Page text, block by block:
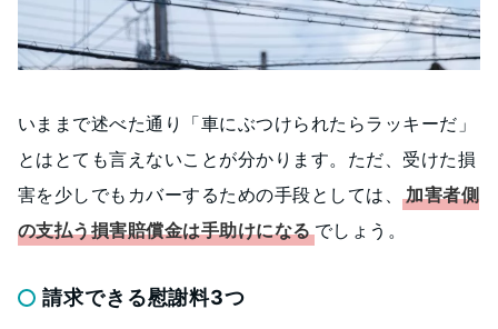
いままで述べた通り「車にぶつけられたらラッキーだ」
とはとても言えないことが分かります。ただ、受けた損
害を少しでもカバーするための手段としては、加害者側
の支払う損害賠償金は手助けになるでしょう。
請求できる慰謝料3つ